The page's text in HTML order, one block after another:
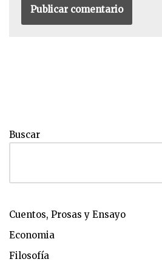
Buscar
Cuentos, Prosas y Ensayo
Economia
Filosofía